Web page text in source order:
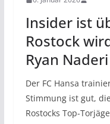
Insider ist
Rostock
Ryan
Der FC Hansa
Stimmung ist gut,
Rostocks Top-